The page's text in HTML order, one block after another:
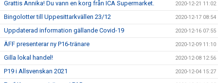
Grattis Annika! Du vann en korg från ICA Supermarket. 2020-12-21 11:02
Bingolotter till Uppesittarkvällen 23/12 2020-12-17 08:54
Uppdaterad information gällande Covid-19 2020-12-16 07:55
ÄFF presenterar ny P16-tränare 2020-12-09 11:10
Gilla lokal handel! 2020-12-08 12:56
P19 i Allsvenskan 2021 2020-12-04 15:27